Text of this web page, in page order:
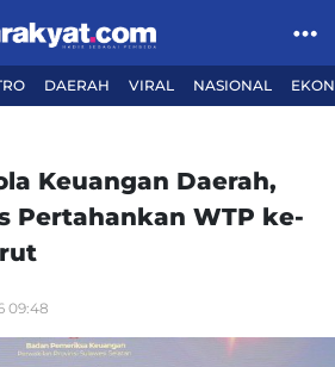
DAERAH VIRAL NASIONAL
Keuangan Daerah,
Pertahankan WTP ke-
09:48